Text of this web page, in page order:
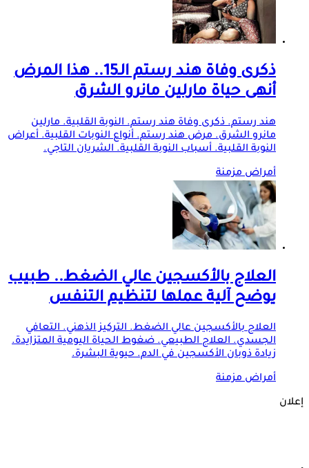
ذكرى وفاة هند رستم الـ15.. هذا المرض
أنهى حياة مارلين مانرو الشرق
هند رستم. ذكرى وفاة هند رستم. النوبة القلبية. مارلين
مانرو الشرق. مرض هند رستم. أنواع النوبات القلبية. أعراض
النوبة القلبية. أسباب النوبة القلبية. الشريان التاجي.
أمراض مزمنة
العلاج بالأكسجين عالي الضغط.. طبيب
يوضح آلية عملها لتنظيم التنفس
العلاج بالأكسجين عالي الضغط. التركيز الذهني. التعافي
الجسدي. العلاج الطبيعي. ضغوط الحياة اليومية المتزايدة.
زيادة ذوبان الأكسجين في الدم. حيوية البشرة.
أمراض مزمنة
إعلان